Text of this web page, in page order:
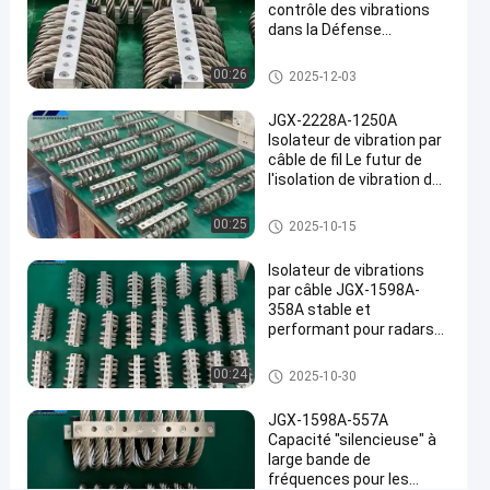
de
l'énergie
de vibration de
câble
métallique
2025-
01-22
points
de vue
Maintenant.
Partager
#
Amortisseur
de
vibrations
#
Amortissement
de l'isolateur
de câbles
métalliques
#
Amortisseur
de
00:26
contrôle des vibrations
dans la Défense
industrielle de pointe
Amortisseur de vibration de câ
ble métallique
2025-12-03
00:25
JGX-2228A-1250A
Isolateur de vibration par
câble de fil Le futur de
l'isolation de vibration des
Amortisseur de vibration de câ
ble métallique
2025-10-15
00:24
Isolateur de vibrations
par câble JGX-1598A-
358A stable et
performant pour radars
équipements de
navigation
Amortisseur de vibration de câ
ble métallique
2025-10-30
JGX-1598A-557A
Capacité "silencieuse" à
large bande de
fréquences pour les